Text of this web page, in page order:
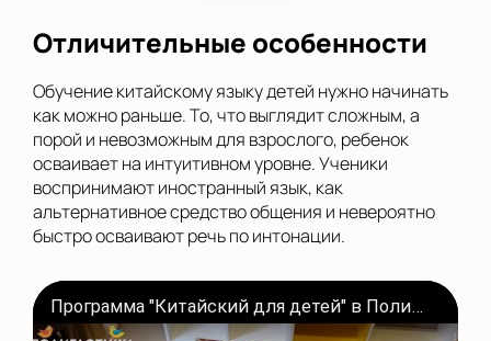
Отличительные особенности
Обучение китайскому языку детей нужно начинать
как можно раньше. То, что выглядит сложным, а
порой и невозможным для взрослого, ребенок
осваивает на интуитивном уровне. Ученики
воспринимают иностранный язык, как
альтернативное средство общения и невероятно
быстро осваивают речь по интонации.
Программа "Китайский для детей" в Полиглотиках